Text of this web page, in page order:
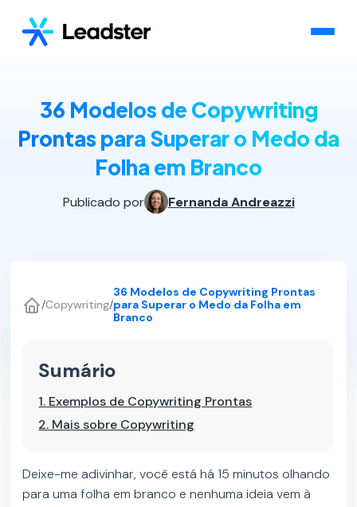
36 Modelos de Copywriting
Prontas para Superar o Medo da
Folha em Branco
Publicado por Fernanda Andreazzi
/Copywriting/
36 Modelos de Copywriting Prontas
para Superar o Medo da Folha em
Branco
Sumário
1. Exemplos de Copywriting Prontas
2. Mais sobre Copywriting
Deixe-me adivinhar, você está há 15 minutos olhando
para uma folha em branco e nenhuma ideia vem à